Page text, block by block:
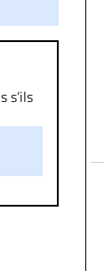
s’ils